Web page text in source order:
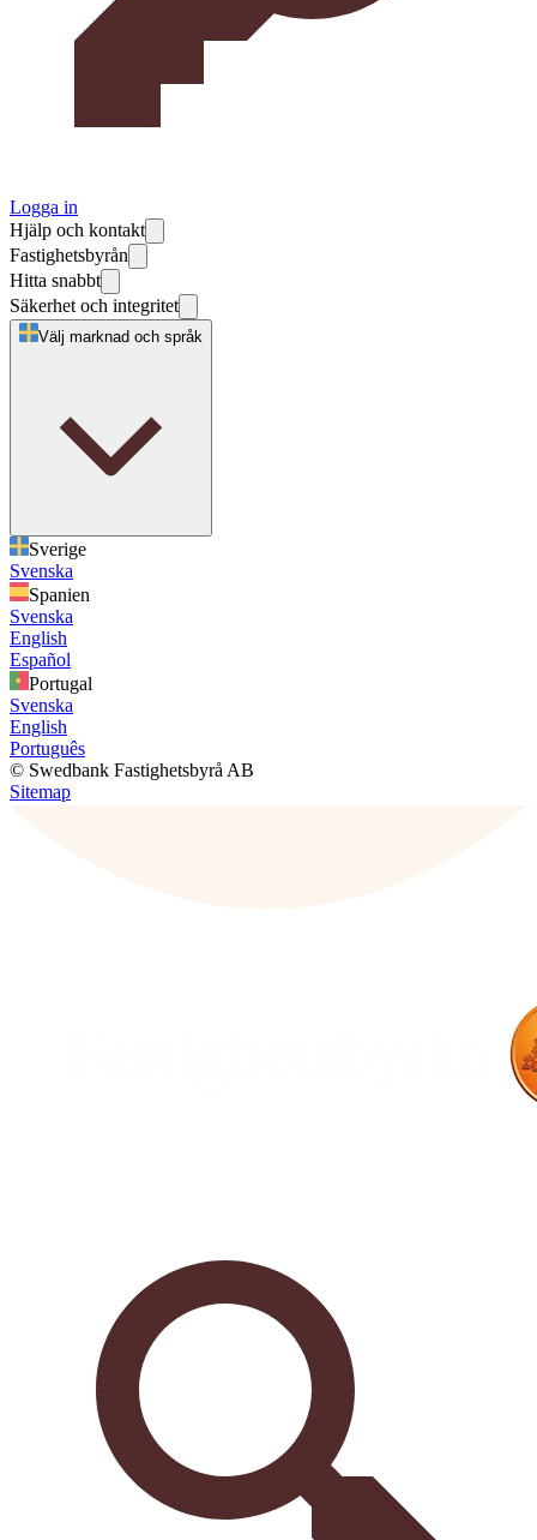
Logga in
Hjälp och kontakt
Fastighetsbyrån
Hitta snabbt
Säkerhet och integritet
Välj marknad och språk
Sverige
Svenska
Spanien
Svenska
English
Español
Portugal
Svenska
English
Português
© Swedbank Fastighetsbyrå AB
Sitemap